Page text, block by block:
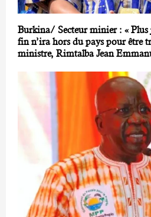
Burkina/ Secteur minier : « Plus
fin n’ira hors du pays pour être
ministre, Rimtalba Jean